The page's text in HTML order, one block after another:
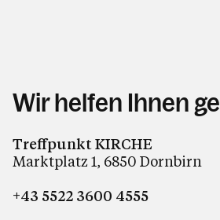
Wir helfen Ihnen
Treffpunkt KIRCHE
Marktplatz 1, 6850 Dornbirn
+43 5522 3600 4555